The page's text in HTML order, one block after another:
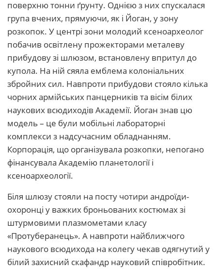
поверхню тонни ґрунту. Однією з них спускалася
група вчених, прямуючи, як і Йоган, у зону
розкопок. У центрі зони молодий ксеноархеолог
побачив освітлену прожекторами металеву
прибудову зі шлюзом, встановлену впритул до
купола. На ній сяяла емблема колоніальних
збройних сил. Навпроти прибудови стояло кілька
чорних армійських панцерників та вісім білих
наукових всюдиходів Академії. Йоган знав цю
модель – це були мобільні лабораторні
комплекси з надсучасним обладнанням.
Корпорація, що організувала розкопки, непогано
фінансувала Академію планетології і
ксеноархеології.
Біля шлюзу стояли на посту чотири андроїди-
охоронці у важких броньованих костюмах зі
штурмовими плазмометами класу
«Протуберанець». А навпроти найближчого
наукового всюдихода на колегу чекав одягнутий у
білий захисний скафандр науковий співробітник.